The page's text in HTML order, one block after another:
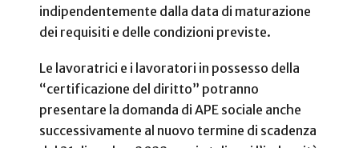
indipendentemente dalla data di maturazione
dei requisiti e delle condizioni previste.
Le lavoratrici e i lavoratori in possesso della
“certificazione del diritto” potranno
presentare la domanda di APE sociale anche
successivamente al nuovo termine di scadenza